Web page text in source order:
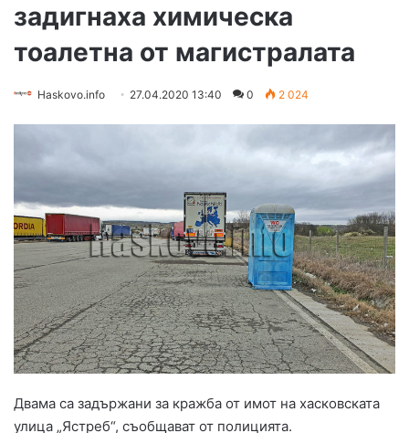
задигнаха химическа
тоалетна от магистралата
Haskovo.info 27.04.2020 13:40 0 2 024
Двама са задържани за кражба от имот на хасковската
улица „Ястреб“, съобщават от полицията.